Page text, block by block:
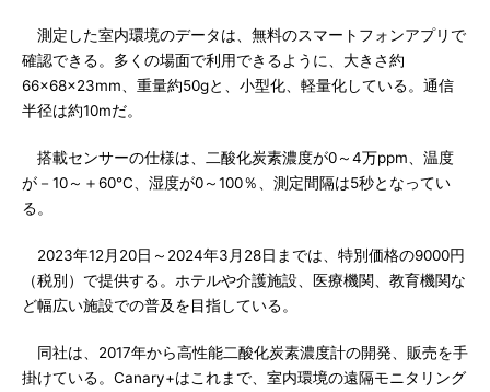
測定した室内環境のデータは、無料のスマートフォンアプリで
確認できる。多くの場面で利用できるように、大きさ約
66×68×23mm、重量約50gと、小型化、軽量化している。通信
半径は約10mだ。
搭載センサーの仕様は、二酸化炭素濃度が0～4万ppm、温度
が－10～＋60℃、湿度が0～100％、測定間隔は5秒となってい
る。
2023年12月20日～2024年3月28日までは、特別価格の9000円
（税別）で提供する。ホテルや介護施設、医療機関、教育機関な
ど幅広い施設での普及を目指している。
同社は、2017年から高性能二酸化炭素濃度計の開発、販売を手
掛けている。Canary+はこれまで、室内環境の遠隔モニタリング